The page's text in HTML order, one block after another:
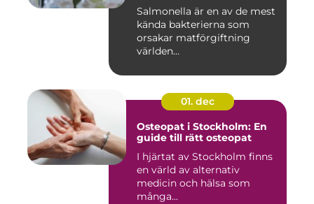
Salmonella är en av de mest
kända bakterierna som
orsakar matförgiftning
världen...
01. dec
Osteopat i Stockholm: En
guide till rätt osteopat
I hjärtat av Stockholm finns
en värld av alternativ
medicin och hälsa som
många...